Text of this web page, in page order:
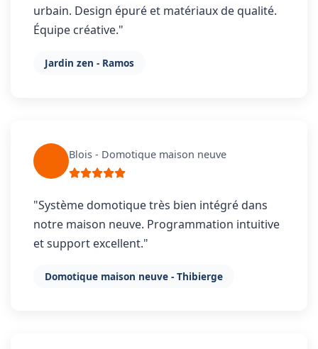
urbain. Design épuré et matériaux de qualité.
Équipe créative."
Jardin zen - Ramos
Blois - Domotique maison neuve
"Système domotique très bien intégré dans
notre maison neuve. Programmation intuitive
et support excellent."
Domotique maison neuve - Thibierge